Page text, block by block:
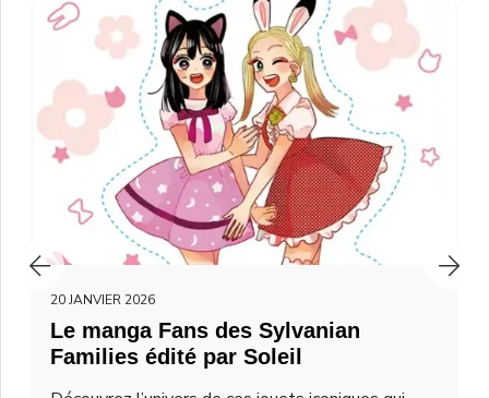
20 JANVIER 2026
Le manga Fans des Sylvanian
Families édité par Soleil